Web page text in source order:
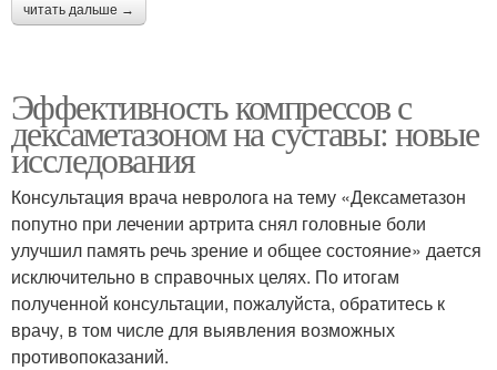
читать дальше →
Эффективность компрессов с
дексаметазоном на суставы: новые
исследования
Консультация врача невролога на тему «Дексаметазон
попутно при лечении артрита снял головные боли
улучшил память речь зрение и общее состояние» дается
исключительно в справочных целях. По итогам
полученной консультации, пожалуйста, обратитесь к
врачу, в том числе для выявления возможных
противопоказаний.